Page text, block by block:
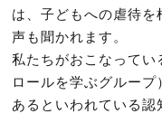
は、子どもへの虐待
声も聞かれます。
私たちがおこなってい
ロールを学ぶグルー
あるといわれている認